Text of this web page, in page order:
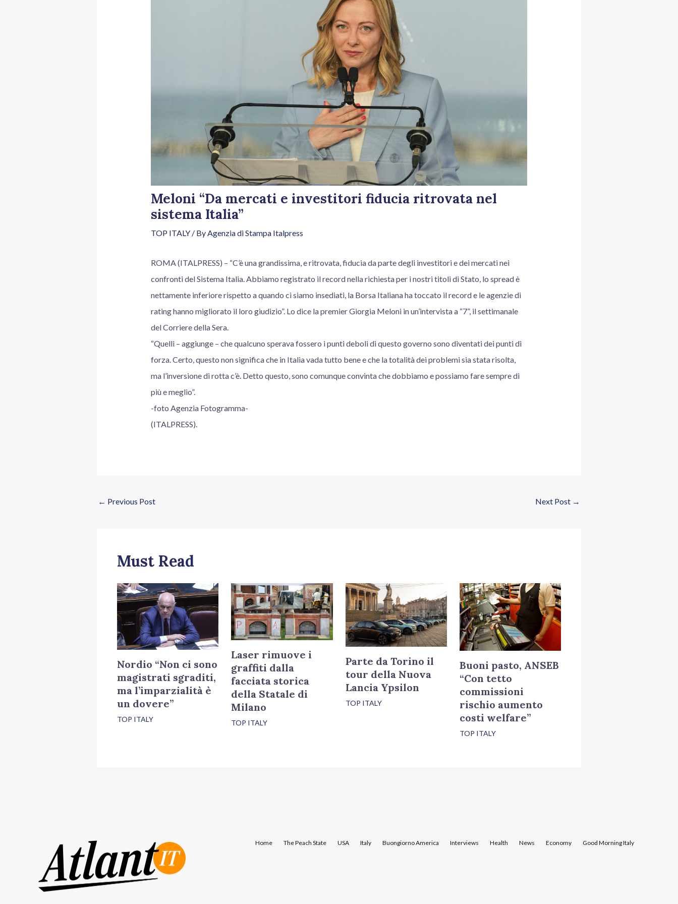
Meloni “Da mercati e investitori fiducia ritrovata nel
sistema Italia”
TOP ITALY/ ByAgenzia di Stampa Italpress
ROMA (ITALPRESS) – “C’è una grandissima, e ritrovata, fiducia da parte degli investitori e dei mercati nei
confronti del Sistema Italia. Abbiamo registrato il record nella richiesta per i nostri titoli di Stato, lo spread è
nettamente inferiore rispetto a quando ci siamo insediati, la Borsa Italiana ha toccato il record e le agenzie di
rating hanno migliorato il loro giudizio”. Lo dice la premier Giorgia Meloni in un’intervista a “7”, il settimanale
del Corriere della Sera.
“Quelli – aggiunge – che qualcuno sperava fossero i punti deboli di questo governo sono diventati dei punti di
forza. Certo, questo non significa che in Italia vada tutto bene e che la totalità dei problemi sia stata risolta,
ma l’inversione di rotta c’è. Detto questo, sono comunque convinta che dobbiamo e possiamo fare sempre di
più e meglio”.
-foto Agenzia Fotogramma-
(ITALPRESS).
← Previous Post Next Post →
Must Read
Nordio “Non ci sono
magistrati sgraditi,
ma l’imparzialità è
un dovere”
TOP ITALY
Laser rimuove i
graffiti dalla
facciata storica
della Statale di
Milano
TOP ITALY
Parte da Torino il
tour della Nuova
Lancia Ypsilon
TOP ITALY
Buoni pasto, ANSEB
“Con tetto
commissioni
rischio aumento
costi welfare”
TOP ITALY
Home The Peach State USA Italy Buongiorno America Interviews Health News Economy Good Morning Italy